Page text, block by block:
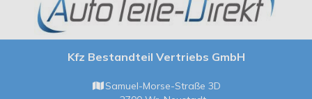
Kfz Bestandteil Vertriebs GmbH
Samuel-Morse-Straße 3D